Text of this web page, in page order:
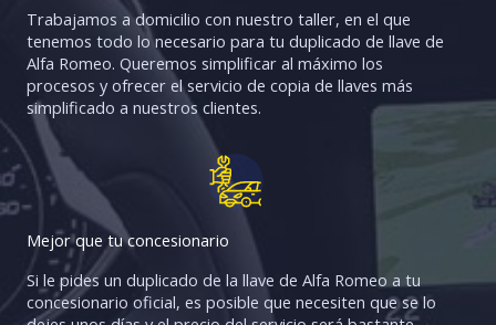
Trabajamos a domicilio con nuestro taller, en el que
tenemos todo lo necesario para tu duplicado de llave de
Alfa Romeo. Queremos simplificar al máximo los
procesos y ofrecer el servicio de copia de llaves más
simplificado a nuestros clientes.
Mejor que tu concesionario
Si le pides un duplicado de la llave de Alfa Romeo a tu
concesionario oficial, es posible que necesiten que se lo